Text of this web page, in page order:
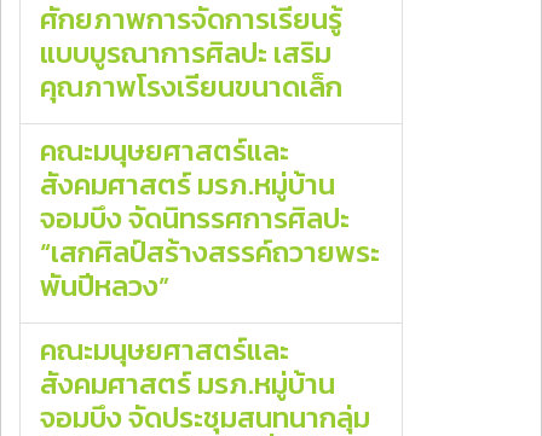
ศักยภาพการจัดการเรียนรู้
แบบบูรณาการศิลปะ เสริม
คุณภาพโรงเรียนขนาดเล็ก
คณะมนุษยศาสตร์และ
สังคมศาสตร์ มรภ.หมู่บ้าน
จอมบึง จัดนิทรรศการศิลปะ
“เสกศิลป์สร้างสรรค์ถวายพระ
พันปีหลวง”
คณะมนุษยศาสตร์และ
สังคมศาสตร์ มรภ.หมู่บ้าน
จอมบึง จัดประชุมสนทนากลุ่ม